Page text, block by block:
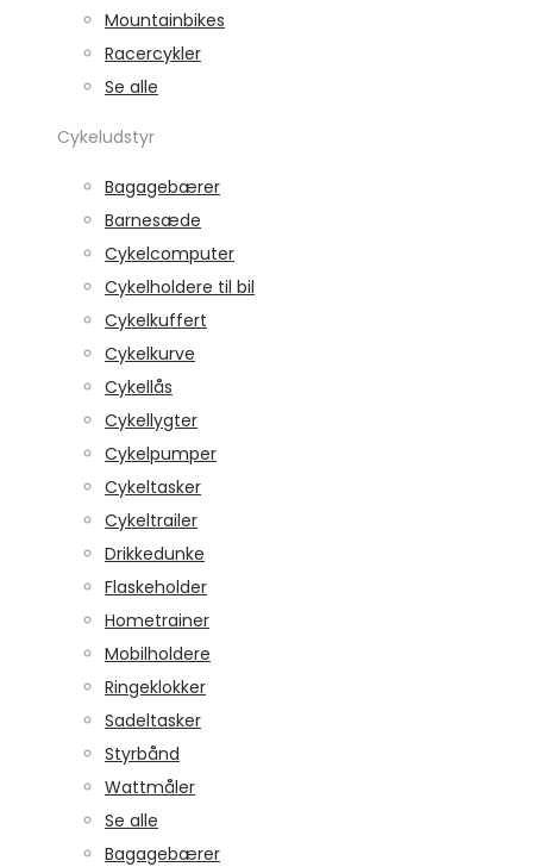
Mountainbikes
Racercykler
Se alle
Cykeludstyr
Bagagebærer
Barnesæde
Cykelcomputer
Cykelholdere til bil
Cykelkuffert
Cykelkurve
Cykellås
Cykellygter
Cykelpumper
Cykeltasker
Cykeltrailer
Drikkedunke
Flaskeholder
Hometrainer
Mobilholdere
Ringeklokker
Sadeltasker
Styrbånd
Wattmåler
Se alle
Bagagebærer